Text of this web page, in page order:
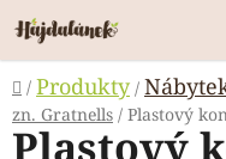
Přejít
na
obsah
Domů
/ Produkty /
zn. Gratnells / Plastový
Plastový